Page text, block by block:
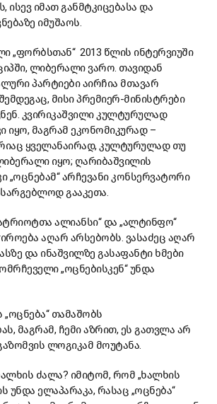
ისევ იმათ განმტკიცებასა და
იმუშაოს.
„ფორბსთან“ 2013 წლის ინტერვიუში
ლიბერალი ვარო. თავიდან
პარტიები აირჩია მთავარ
მისი პრემიერ-მინისტრები
კვირიკაშვილი კულტურულად
იყო, მაგრამ ეკონომიკურად –
ყველანაირად, კულტურულად თუ
იყო; ღარიბაშვილის
„ოცნებამ“ არჩევანი კონსერვატორი
გააკეთა.
ალიანსი“ და „ალტინფო“
აღარ არსებობს. ვასაძეც აღარ
და ინაშვილზე გასაფანტი ხმები
„ოცნებისკენ“ უნდა
თამაშობს
მაგრამ, ჩემი აზრით, ეს გათვლა არ
ლოგიკამ მოუტანა.
ძალა? იმიტომ, რომ „ხალხის
უნდა ელაპარაკა, რასაც „ოცნება“